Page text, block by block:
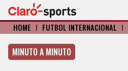
HOME I FÚTBOL INTERNACIONAL I
MINUTO A MINUTO